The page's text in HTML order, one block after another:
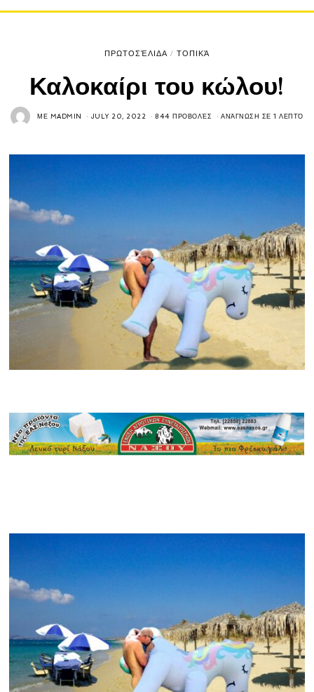
ΠΡΩΤΟΣΈΛΙΔΑ / ΤΟΠΙΚΆ
Καλοκαίρι του κώλου!
ΜΕ MADMIN JULY 20, 2022 844 ΠΡΟΒΟΛΈΣ ΑΝΆΓΝΩΣΗ ΣΕ 1 ΛΕΠΤΌ